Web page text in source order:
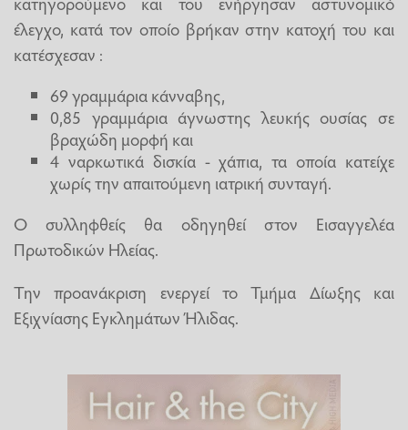
έλεγχο, κατά τον οποίο βρήκαν στην κατοχή του και
κατέσχεσαν :
69 γραμμάρια κάνναβης,
0,85 γραμμάρια άγνωστης λευκής ουσίας σε
βραχώδη μορφή και
4 ναρκωτικά δισκία - χάπια, τα οποία κατείχε
χωρίς την απαιτούμενη ιατρική συνταγή.
Ο συλληφθείς θα οδηγηθεί στον Εισαγγελέα
Πρωτοδικών Ηλείας.
Την προανάκριση ενεργεί το Τμήμα Δίωξης και
Εξιχνίασης Εγκλημάτων Ήλιδας.